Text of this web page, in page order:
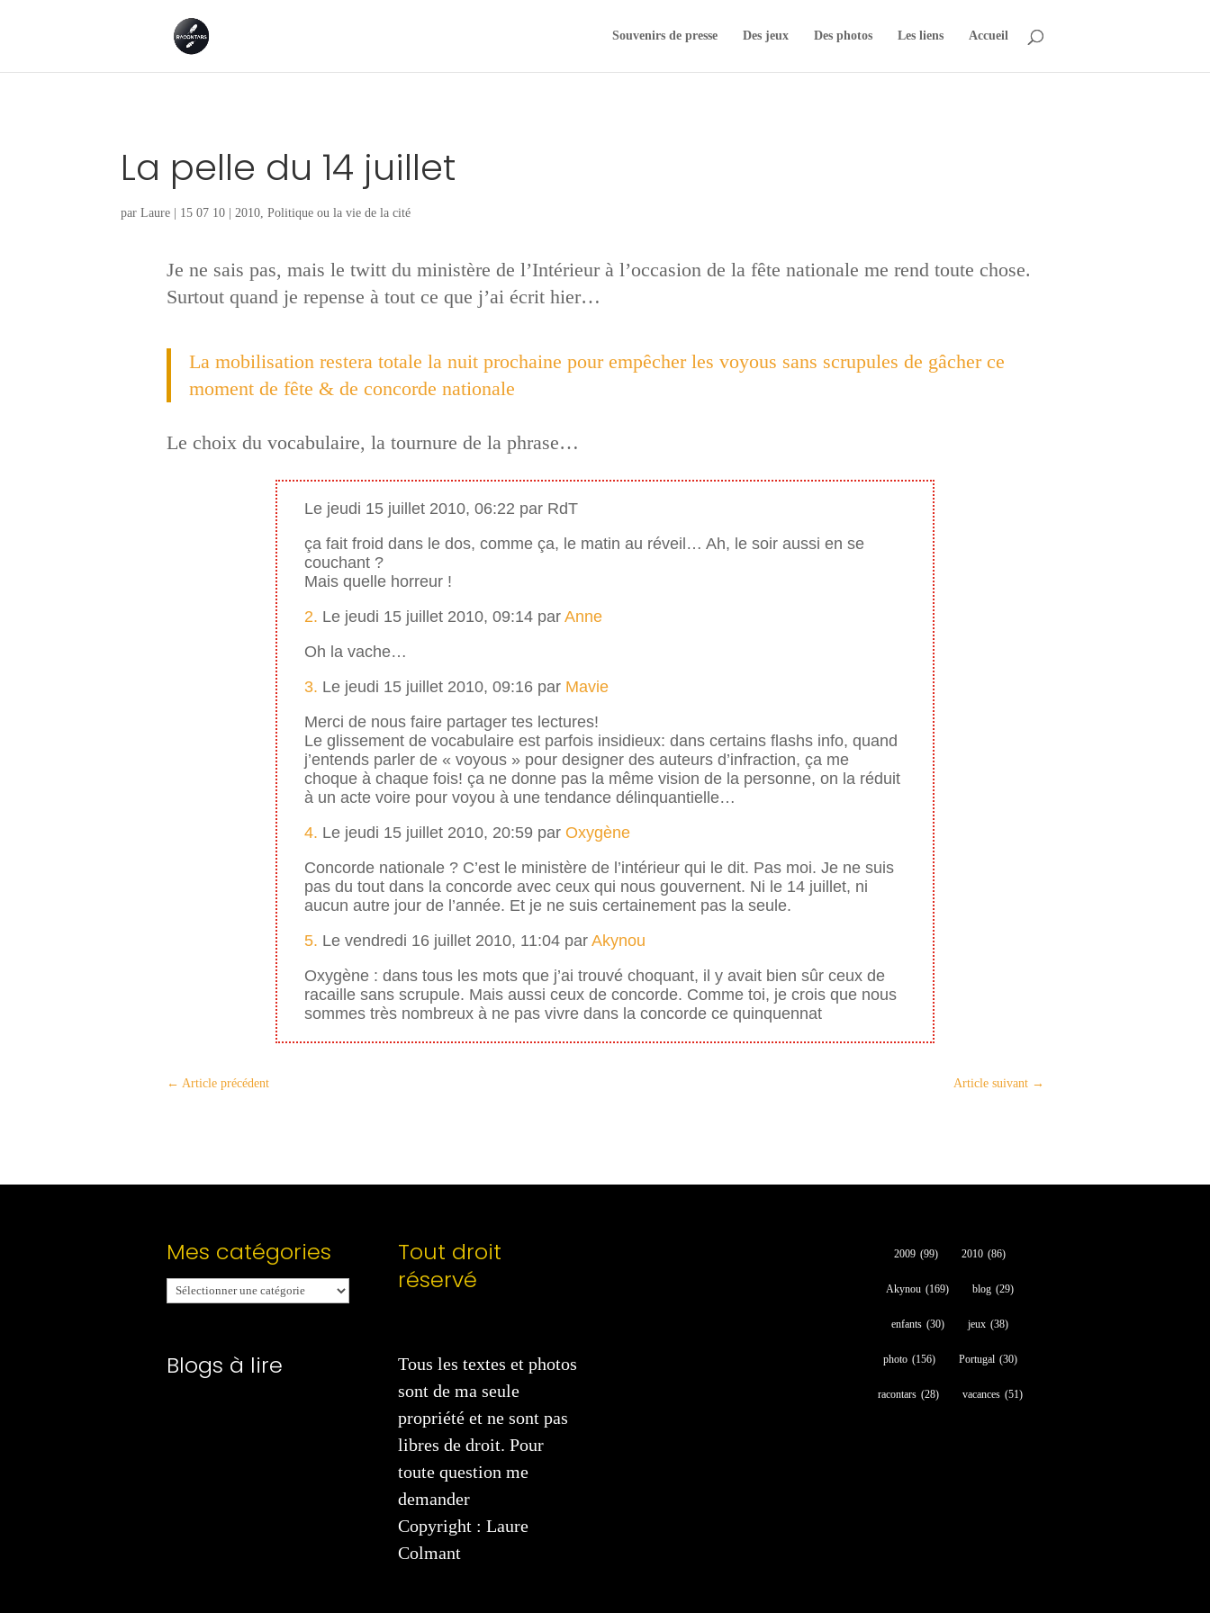
Souvenirs de presse Des jeux Des photos Les liens Accueil
La pelle du 14 juillet
parLaure | 15 07 10 | 2010 ,Politique ou la vie de la cité
Je ne sais pas, mais le twitt du ministère de l’Intérieur à l’occasion de la fête nationale me rend toute chose.
Surtout quand je repense à tout ce que j’ai écrit hier…
La mobilisation restera totale la nuit prochaine pour empêcher les voyous sans scrupules de gâcher ce
moment de fête & de concorde nationale
Le choix du vocabulaire, la tournure de la phrase…
Le jeudi 15 juillet 2010, 06:22 par RdT
ça fait froid dans le dos, comme ça, le matin au réveil… Ah, le soir aussi en se
couchant ?
Mais quelle horreur !
2. Le jeudi 15 juillet 2010, 09:14 parAnne
Oh la vache…
3. Le jeudi 15 juillet 2010, 09:16 par Mavie
Merci de nous faire partager tes lectures!
Le glissement de vocabulaire est parfois insidieux: dans certains flashs info, quand
j’entends parler de « voyous » pour designer des auteurs d’infraction, ça me
choque à chaque fois! ça ne donne pas la même vision de la personne, on la réduit
à un acte voire pour voyou à une tendance délinquantielle…
4. Le jeudi 15 juillet 2010, 20:59 par Oxygène
Concorde nationale ? C’est le ministère de l’intérieur qui le dit. Pas moi. Je ne suis
pas du tout dans la concorde avec ceux qui nous gouvernent. Ni le 14 juillet, ni
aucun autre jour de l’année. Et je ne suis certainement pas la seule.
5. Le vendredi 16 juillet 2010, 11:04 parAkynou
Oxygène : dans tous les mots que j’ai trouvé choquant, il y avait bien sûr ceux de
racaille sans scrupule. Mais aussi ceux de concorde. Comme toi, je crois que nous
sommes très nombreux à ne pas vivre dans la concorde ce quinquennat
← Article précédent Article suivant→
Mes catégories
Mes
catégories
Blogs à lire
Tout droit
réservé
Tous les textes et photos
sont de ma seule
propriété et ne sont pas
libres de droit. Pour
toute question me
demander
Copyright : Laure
Colmant
2009 (99) 2010 (86)
Akynou (169) blog (29)
enfants (30) jeux (38)
photo (156) Portugal (30)
racontars (28) vacances (51)